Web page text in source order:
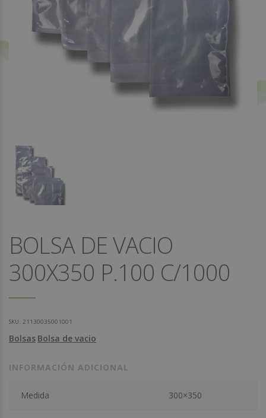
BOLSA DE VACIO
300X350 P.100 C/1000
SKU: 21130035001001
Bolsas Bolsa de vacio
INFORMACIÓN ADICIONAL
Medida 300×350